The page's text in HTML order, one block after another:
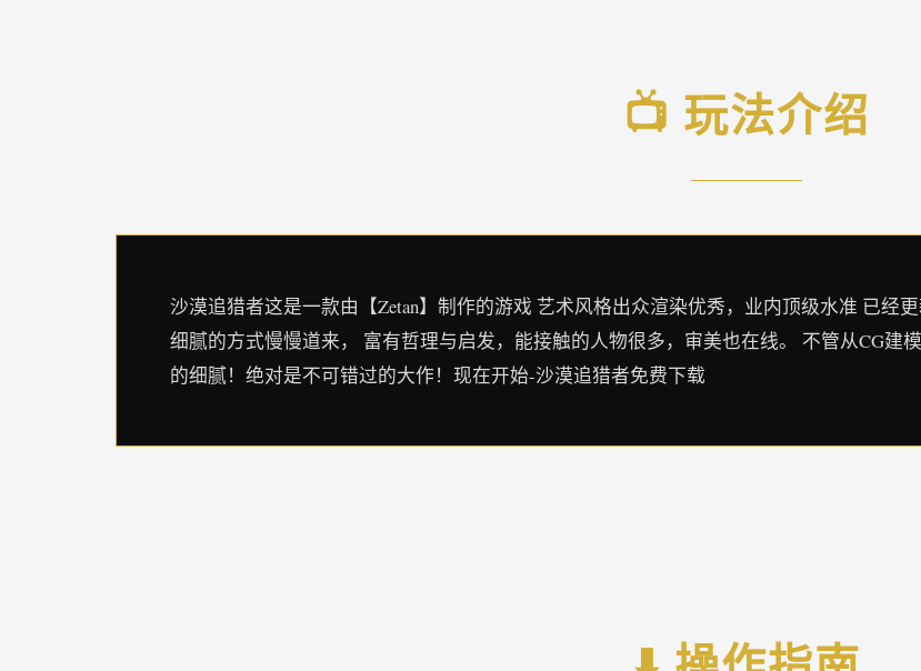
📺 玩法介绍
沙漠追猎者这是一款由【Zetan】制作的游戏 艺术风格出众渲染优秀，业内顶级水准 已经
细腻的方式慢慢道来， 富有哲理与启发，能接触的人物很多，审美也在线。 不管从CG建
的细腻！绝对是不可错过的大作！现在开始-沙漠追猎者免费下载